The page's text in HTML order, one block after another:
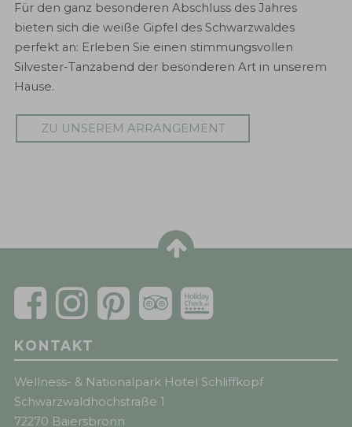
WEIHNACHTEN
Sie wollen sich die Weihnachtszeit versüßen? Dann
lassen Sie sich auf dem Schliffkopf zwischen
geschmückten Räumen von unserer
Weihnachtsatmosphäre verzaubern.
Für den ganz besonderen Abschluss des Jahres
bieten sich die weiße Gipfel des Schwarzwaldes
perfekt an: Erleben Sie einen stimmungsvollen
Silvester-Tanzabend der besonderen Art in unserem
Hause.
ZU UNSEREM ARRANGEMENT
KONTAKT
Wellness- & Nationalpark Hotel Schliffkopf
Schwarzwaldhochstraße 1
72270 Baiersbronn